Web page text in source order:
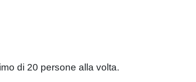
di 20 persone alla volta.